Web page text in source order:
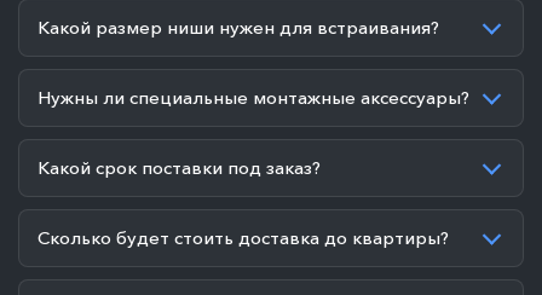
Какой размер ниши нужен для встраивания?
Нужны ли специальные монтажные аксессуары?
Какой срок поставки под заказ?
Сколько будет стоить доставка до квартиры?